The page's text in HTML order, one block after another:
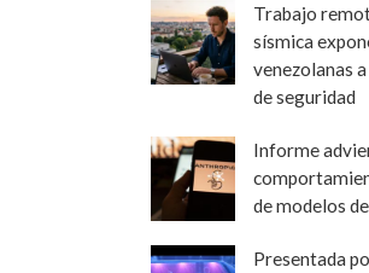
Trabajo
sísmica
venezolanas
de seguridad
Informe
de modelos
Presentada